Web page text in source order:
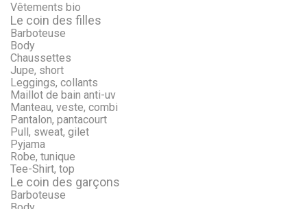
Vêtements bio
Le coin des filles
Barboteuse
Body
Chaussettes
Jupe, short
Leggings, collants
Maillot de bain anti-uv
Manteau, veste, combi
Pantalon, pantacourt
Pull, sweat, gilet
Pyjama
Robe, tunique
Tee-Shirt, top
Le coin des garçons
Barboteuse